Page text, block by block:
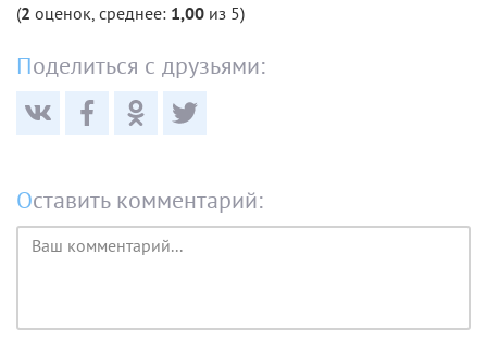
(2 оценок, среднее: 1,00 из 5)
Поделиться с друзьями:
Оставить комментарий:
Текст
комментария